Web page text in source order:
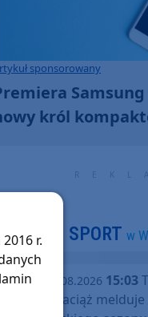
sponsorowany
Samsung
król
SPORT w
piątek, 07.08.2026 15:03
Rawysa Raciąż
r.